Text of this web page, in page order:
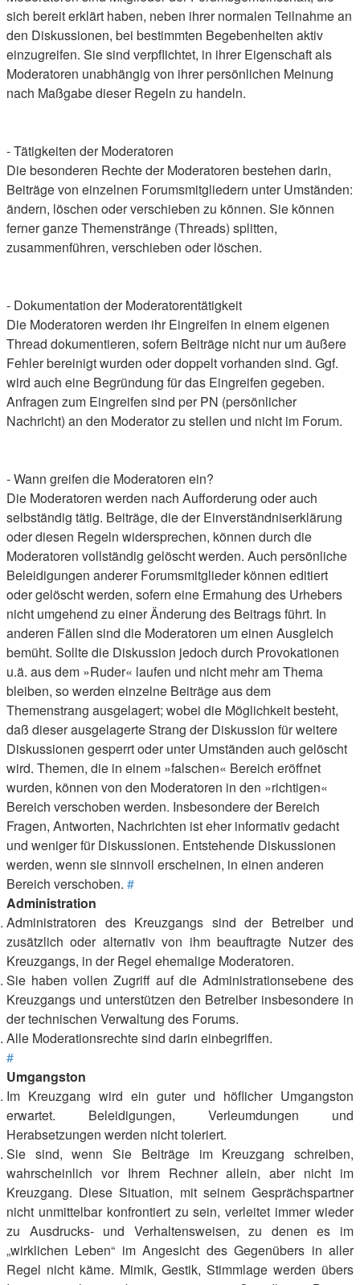
sich bereit erklärt haben, neben ihrer normalen Teilnahme an
den Diskussionen, bei bestimmten Begebenheiten aktiv
einzugreifen. Sie sind verpflichtet, in ihrer Eigenschaft als
Moderatoren unabhängig von ihrer persönlichen Meinung
nach Maßgabe dieser Regeln zu handeln.
- Tätigkeiten der Moderatoren
Die besonderen Rechte der Moderatoren bestehen darin,
Beiträge von einzelnen Forumsmitgliedern unter Umständen:
ändern, löschen oder verschieben zu können. Sie können
ferner ganze Themenstränge (Threads) splitten,
zusammenführen, verschieben oder löschen.
- Dokumentation der Moderatorentätigkeit
Die Moderatoren werden ihr Eingreifen in einem eigenen
Thread dokumentieren, sofern Beiträge nicht nur um äußere
Fehler bereinigt wurden oder doppelt vorhanden sind. Ggf.
wird auch eine Begründung für das Eingreifen gegeben.
Anfragen zum Eingreifen sind per PN (persönlicher
Nachricht) an den Moderator zu stellen und nicht im Forum.
- Wann greifen die Moderatoren ein?
Die Moderatoren werden nach Aufforderung oder auch
selbständig tätig. Beiträge, die der Einverständniserklärung
oder diesen Regeln widersprechen, können durch die
Moderatoren vollständig gelöscht werden. Auch persönliche
Beleidigungen anderer Forumsmitglieder können editiert
oder gelöscht werden, sofern eine Ermahung des Urhebers
nicht umgehend zu einer Änderung des Beitrags führt. In
anderen Fällen sind die Moderatoren um einen Ausgleich
bemüht. Sollte die Diskussion jedoch durch Provokationen
u.ä. aus dem »Ruder« laufen und nicht mehr am Thema
bleiben, so werden einzelne Beiträge aus dem
Themenstrang ausgelagert; wobei die Möglichkeit besteht,
daß dieser ausgelagerte Strang der Diskussion für weitere
Diskussionen gesperrt oder unter Umständen auch gelöscht
wird. Themen, die in einem »falschen« Bereich eröffnet
wurden, können von den Moderatoren in den »richtigen«
Bereich verschoben werden. Insbesondere der Bereich
Fragen, Antworten, Nachrichten ist eher informativ gedacht
und weniger für Diskussionen. Entstehende Diskussionen
werden, wenn sie sinnvoll erscheinen, in einen anderen
Bereich verschoben. #
Administration
Administratoren des Kreuzgangs sind der Betreiber und
zusätzlich oder alternativ von ihm beauftragte Nutzer des
Kreuzgangs, in der Regel ehemalige Moderatoren.
Sie haben vollen Zugriff auf die Administrationsebene des
Kreuzgangs und unterstützen den Betreiber insbesondere in
der technischen Verwaltung des Forums.
Alle Moderationsrechte sind darin einbegriffen.
#
Umgangston
Im Kreuzgang wird ein guter und höflicher Umgangston
erwartet. Beleidigungen, Verleumdungen und
Herabsetzungen werden nicht toleriert.
Sie sind, wenn Sie Beiträge im Kreuzgang schreiben,
wahrscheinlich vor Ihrem Rechner allein, aber nicht im
Kreuzgang. Diese Situation, mit seinem Gesprächspartner
nicht unmittelbar konfrontiert zu sein, verleitet immer wieder
zu Ausdrucks- und Verhaltensweisen, zu denen es im
„wirklichen Leben“ im Angesicht des Gegenübers in aller
Regel nicht käme. Mimik, Gestik, Stimmlage werden übers